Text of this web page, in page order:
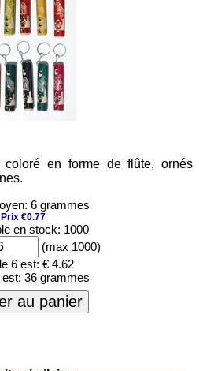
coloré en forme de flûte, ornés
6 grammes
Prix €0.77
en stock: 1000
(max 1000)
6 est: € 4.62
36 grammes
au panier